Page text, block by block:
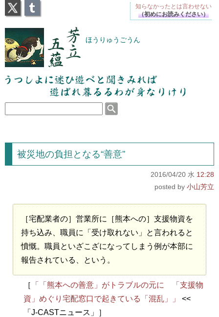
芳立五蘊 ほうりゅうごうん
うつしよに迷ひ遊べと聞きみれば遊ばれ暮るるわが
身なりけり
被災地の負担となる“善意”
2016/04/20 水 12:28
小山芳立
［宅配業者の］営業所に［熊本への］支援物資を
持ち込み、職員に「受け取れない」と言われると
憤慨。職員といざこざになってしまう例が本部に
報告されている、という。
［
「「熊本への善意」がトラブルの元に 「支援物
資」めぐり宅配窓口で起きている「混乱」」
<<
「J-CASTニュース」］
知らなかったとは言わせない
（初めにお読みください）
X Tumblr